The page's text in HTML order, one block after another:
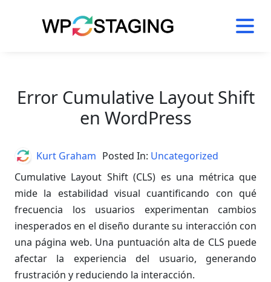
Error Cumulative Layout Shift
en WordPress
Cumulative Layout Shift (CLS) es una métrica que
mide la estabilidad visual cuantificando con qué
frecuencia los usuarios experimentan cambios
inesperados en el diseño durante su interacción con
una página web. Una puntuación alta de CLS puede
afectar la experiencia del usuario, generando
frustración y reduciendo la interacción.
AuthorKurt Graham Posted In: Uncategorized